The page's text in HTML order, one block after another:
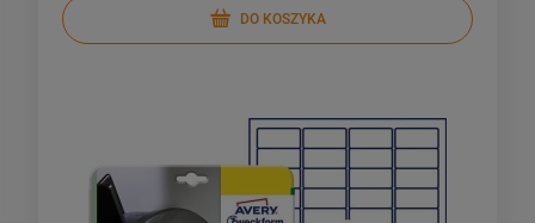
DO KOSZYKA